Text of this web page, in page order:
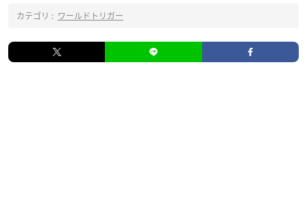
カテゴリ : ワールドトリガー